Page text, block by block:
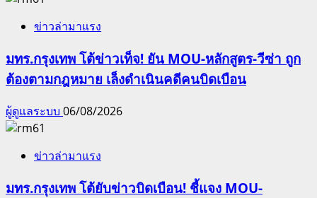
ข่าวล่ามาแรง
มทร.กรุงเทพ โต้ข่าวเท็จ! ยัน MOU-หลักสูตร-วีซ่า ถูก
ต้องตามกฎหมาย เล็งดำเนินคดีคนบิดเบือน
ผู้ดูแลระบบ 06/08/2026
ข่าวล่ามาแรง
มทร.กรุงเทพ โต้ยับข่าวบิดเบือน! ชี้แจง MOU-